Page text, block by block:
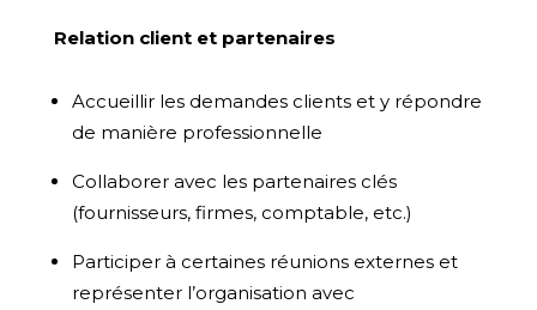
Relation client et partenaires
Accueillir les demandes clients et y répondre
de manière professionnelle
Collaborer avec les partenaires clés
(fournisseurs, firmes, comptable, etc.)
Participer à certaines réunions externes et
représenter l’organisation avec